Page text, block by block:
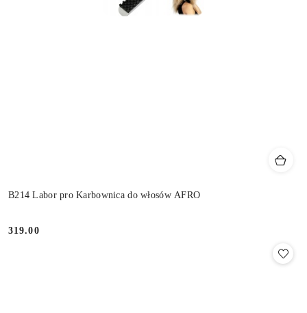
B214 Labor pro Karbownica do włosów AFRO
Cena:
319.00